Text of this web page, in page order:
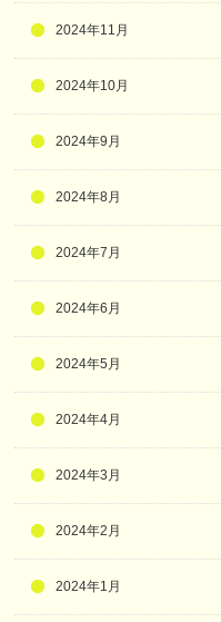
2024年11月
2024年10月
2024年9月
2024年8月
2024年7月
2024年6月
2024年5月
2024年4月
2024年3月
2024年2月
2024年1月